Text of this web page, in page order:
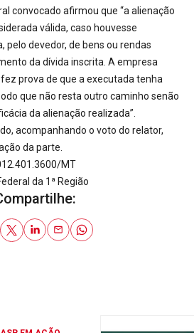
convocado afirmou que “a alienação
válida, caso houvesse
pelo devedor, de bens ou rendas
da dívida inscrita. A empresa
prova de que a executada tenha
que não resta outro caminho senão
da alienação realizada”.
acompanhando o voto do relator,
da parte.
MT
da 1ª Região